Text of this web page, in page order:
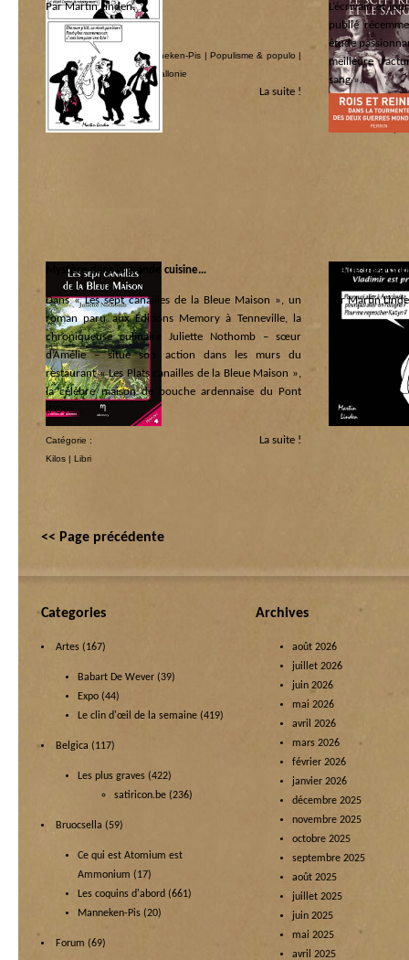
Par Martin Linden.
Catégorie :
Les coquins d'abord
|Manneken-Pis |Populisme & populo |
République socialiste de Wallonie
La suite !
L’écrivain et
publié
étude
meilleure
sang »…
Catégorie :
Héros et Zéros
Mystère dans la grande cuisine…
Dans « Les sept canailles de la Bleue Maison », un
roman paru aux Éditions Memory à Tenneville, la
chroniqueuse culinaire Juliette Nothomb – sœur
d’Amélie – situe son action dans les murs du
restaurant « Les Plats canailles de la Bleue Maison »,
la célèbre maison de bouche ardennaise du Pont
d’Oye…
Catégorie :
Kilos | Libri
La suite !
Pas de mea
Par Martin
<< Page précédente
Categories
Artes (167)
Babart De Wever (39)
Expo (44)
Le clin d'œil de la semaine (419)
Belgica (117)
Les plus graves (422)
satiricon.be (236)
Bruocsella (59)
Ce qui est Atomium est
Ammonium (17)
Les coquins d'abord (661)
Manneken-Pis (20)
Forum (69)
Archives
août 2026
juillet 2026
juin 2026
mai 2026
avril 2026
mars 2026
février 2026
janvier 2026
décembre 2025
novembre 2025
octobre 2025
septembre 2025
août 2025
juillet 2025
juin 2025
mai 2025
avril 2025